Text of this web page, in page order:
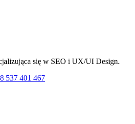
się w SEO i UX/UI Design.
537 401 467